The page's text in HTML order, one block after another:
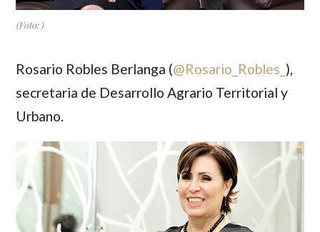
(Foto: )
Rosario Robles Berlanga (@Rosario_Robles_ ),
secretaria de Desarrollo Agrario Territorial y
Urbano.